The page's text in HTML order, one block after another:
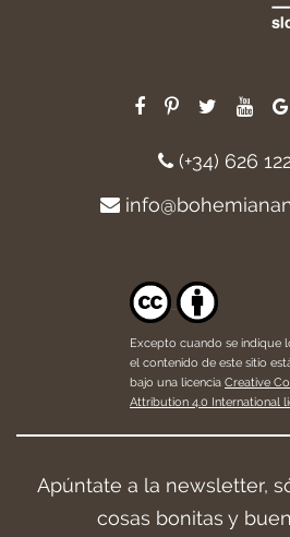
(+34) 626
Excepto cuando se indique
el contenido de este sitio
bajo una licencia Creative
Attribution 4.0 International
Apúntate a la newsletter,
cosas bonitas y